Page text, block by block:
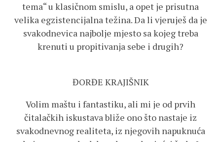
tema“ u klasičnom smislu, a opet je prisutna
velika egzistencijalna težina. Da li vjeruješ da je
svakodnevica najbolje mjesto sa kojeg treba
krenuti u propitivanja sebe i drugih?
ĐORĐE KRAJIŠNIK
Volim maštu i fantastiku, ali mi je od prvih
čitalačkih iskustava bliže ono što nastaje iz
svakodnevnog realiteta, iz njegovih napuknuća